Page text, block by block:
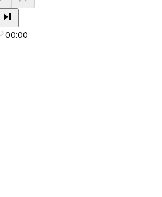
00:00